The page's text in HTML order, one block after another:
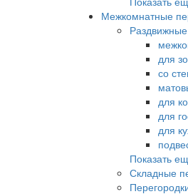
Межкомнатные
для
со
для
для
для
Показать
Складные